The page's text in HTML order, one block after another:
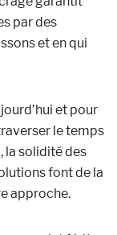
par des
et en qui
et pour
le temps
la solidité des
font de la
approche.